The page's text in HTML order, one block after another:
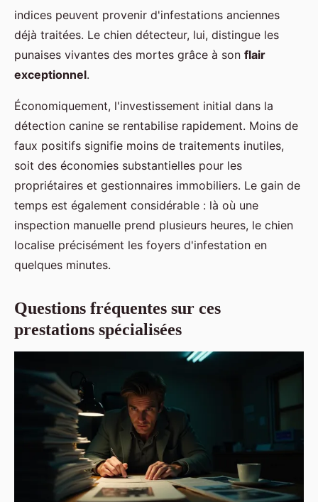
indices peuvent provenir d'infestations anciennes
déjà traitées. Le chien détecteur, lui, distingue les
punaises vivantes des mortes grâce à son flair
exceptionnel.
Économiquement, l'investissement initial dans la
détection canine se rentabilise rapidement. Moins de
faux positifs signifie moins de traitements inutiles,
soit des économies substantielles pour les
propriétaires et gestionnaires immobiliers. Le gain de
temps est également considérable : là où une
inspection manuelle prend plusieurs heures, le chien
localise précisément les foyers d'infestation en
quelques minutes.
Questions fréquentes sur ces
prestations spécialisées